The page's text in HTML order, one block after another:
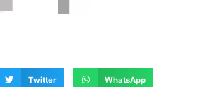
Twitter WhatsApp